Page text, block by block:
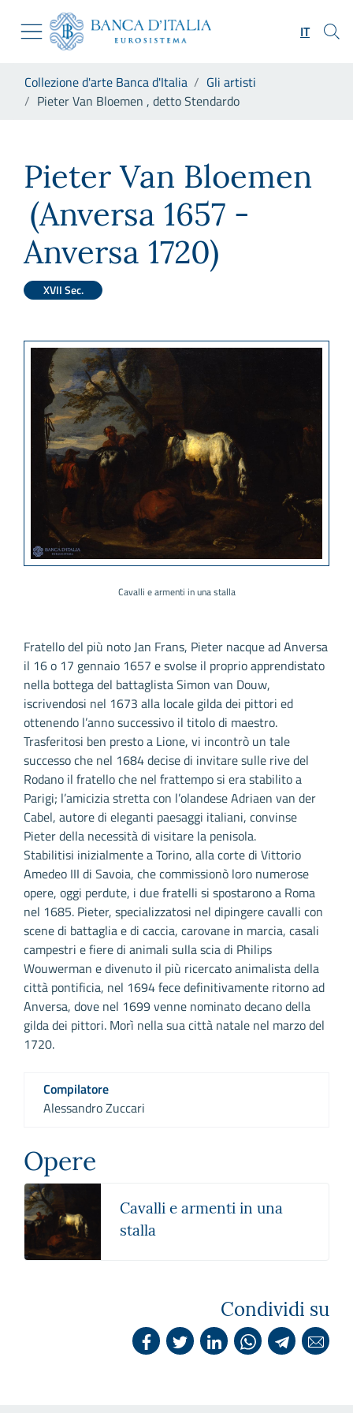
Skip to Main Content
Vai al sito istituzionale
Vai al menu di navigazione
Vai alla ricerca
Vai al footer
IT
Collezione d'arte Banca d'Italia
Gli artisti
Pieter Van Bloemen , detto Stendardo
Pieter Van Bloemen
(Anversa 1657 -
Anversa 1720)
XVII Sec.
Cavalli e armenti in una stalla
Fratello del più noto Jan Frans, Pieter nacque ad Anversa
il 16 o 17 gennaio 1657 e svolse il proprio apprendistato
nella bottega del battaglista Simon van Douw,
iscrivendosi nel 1673 alla locale gilda dei pittori ed
ottenendo l’anno successivo il titolo di maestro.
Trasferitosi ben presto a Lione, vi incontrò un tale
successo che nel 1684 decise di invitare sulle rive del
Rodano il fratello che nel frattempo si era stabilito a
Parigi; l’amicizia stretta con l’olandese Adriaen van der
Cabel, autore di eleganti paesaggi italiani, convinse
Pieter della necessità di visitare la penisola.
Stabilitisi inizialmente a Torino, alla corte di Vittorio
Amedeo III di Savoia, che commissionò loro numerose
opere, oggi perdute, i due fratelli si spostarono a Roma
nel 1685. Pieter, specializzatosi nel dipingere cavalli con
scene di battaglia e di caccia, carovane in marcia, casali
campestri e fiere di animali sulla scia di Philips
Wouwerman e divenuto il più ricercato animalista della
città pontificia, nel 1694 fece definitivamente ritorno ad
Anversa, dove nel 1699 venne nominato decano della
gilda dei pittori. Morì nella sua città natale nel marzo del
1720.
Compilatore
Alessandro Zuccari
Opere
Cavalli e armenti in una
stalla
Condividi su